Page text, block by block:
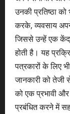
उनकी प्रतिष्ठा
करके, व्यवसाय
जिससे उन्हें एक
होती है। यह
पत्रकारों के लिए
जानकारी को
को एक प्रभावी
प्रबंधित करने में